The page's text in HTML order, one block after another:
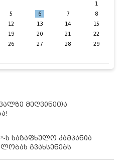
1
5 6 7
8
12 13 14
15
19 20 21
22
26 27 28
29
მეღვინეთა
ს საზაფხულო კამპანია
გვახსენებს